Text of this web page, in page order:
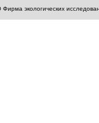
экологических